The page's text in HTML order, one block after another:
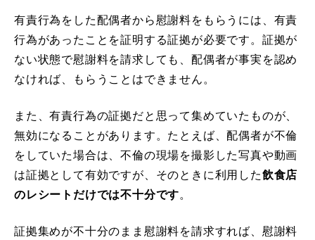
有責行為をした配偶者から慰謝料をもらうには、有責
行為があったことを証明する証拠が必要です。証拠が
ない状態で慰謝料を請求しても、配偶者が事実を認め
なければ、もらうことはできません。
また、有責行為の証拠だと思って集めていたものが、
無効になることがあります。たとえば、配偶者が不倫
をしていた場合は、不倫の現場を撮影した写真や動画
は証拠として有効ですが、そのときに利用した飲食店
のレシートだけでは不十分です。
証拠集めが不十分のまま慰謝料を請求すれば、慰謝料